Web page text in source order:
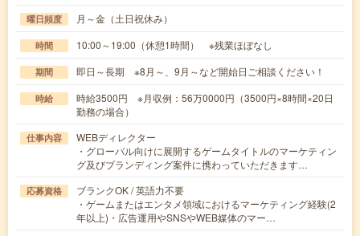
曜日頻度 月～金（土日祝休み）
時間 10:00～19:00（休憩1時間） ※残業ほぼなし
期間 即日～長期 ※8月～、9月～など開始日ご相談ください！
時給
時給3500円 ※月収例：56万0000円（3500円×8時間×20日
勤務の場合）
仕事内容
WEBディレクター
・グローバル向けに展開するゲームタイトルのマーケティン
グ及びブランディング案件に携わっていただきます…
応募資格
ブランクOK / 英語力不要
・ゲームまたはエンタメ領域におけるマーケティング経験(2
年以上)・広告運用やSNSやWEB媒体のマー…